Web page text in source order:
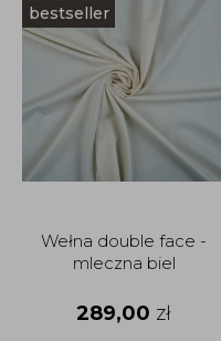
bestseller
Wełna double face -
mleczna biel
289,00 zł